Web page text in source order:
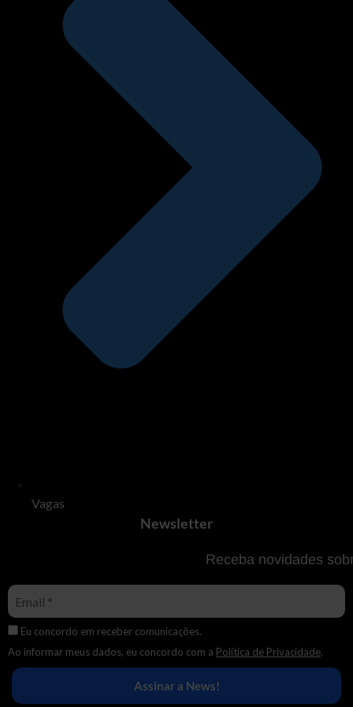
Vagas
Newsletter
Receba novidades
Eu concordo em receber comunicações.
Ao informar meus dados, eu concordo com a Política de Privacidade.
Assinar a News!